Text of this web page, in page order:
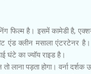
फिल्म है। इसमें कामेडी है,
एंड क्लीन मसाला एंटरटेनर
घंटे का ज्यॉय राइड है।
लाना पड़ता होगा। वर्ना दर्शक